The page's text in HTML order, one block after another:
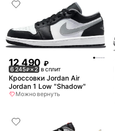
12 490 ₽
6 245₽× 2 в сплит
Кроссовки Jordan Air
Jordan 1 Low "Shadow"
Можно вернуть